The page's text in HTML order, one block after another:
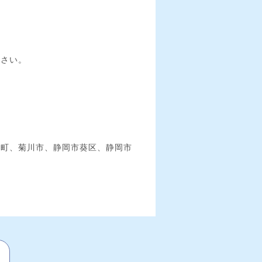
い。
、菊川市、静岡市葵区、静岡市